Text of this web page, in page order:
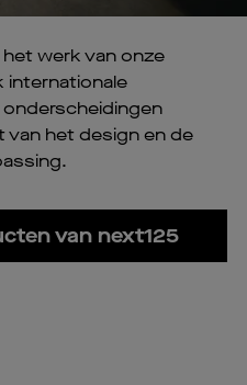
werk van onze
van het design en de
van next125